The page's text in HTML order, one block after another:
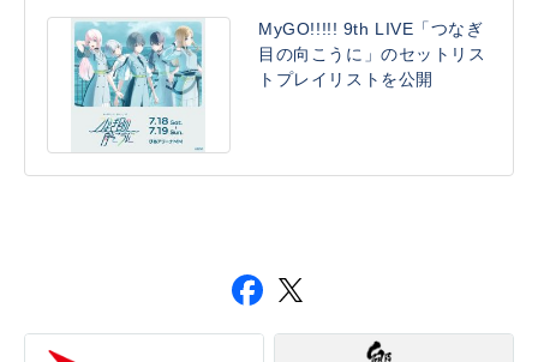
MyGO!!!!! 9th LIVE「つなぎ
目の向こうに」のセットリス
トプレイリストを公開